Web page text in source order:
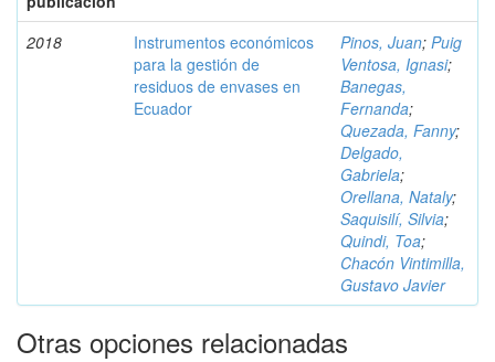
2018
Instrumentos económicos
para la gestión de
residuos de envases en
Ecuador
Pinos, Juan; Puig
Ventosa, Ignasi;
Banegas,
Fernanda;
Quezada, Fanny;
Delgado,
Gabriela;
Orellana, Nataly;
Saquisilí, Silvia;
Quindi, Toa;
Chacón Vintimilla,
Gustavo Javier
Otras opciones relacionadas